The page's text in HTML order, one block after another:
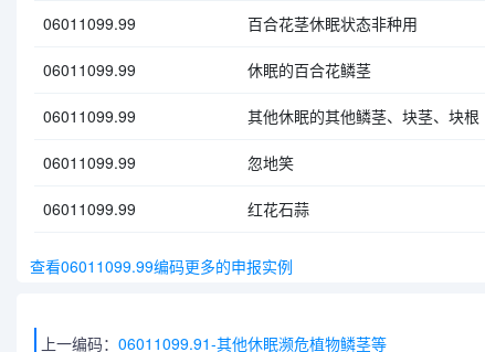
06011099.99 百合花茎休眠状态非种用
06011099.99 休眠的百合花鳞茎
06011099.99 其他休眠的其他鳞茎、块茎、块根
06011099.99 忽地笑
06011099.99 红花石蒜
查看06011099.99编码更多的申报实例
上一编码： 06011099.91-其他休眠濒危植物鳞茎等